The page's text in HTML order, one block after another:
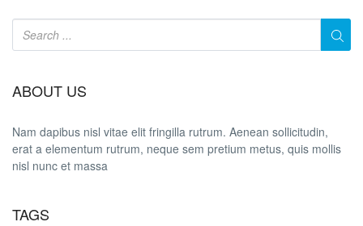
ABOUT US
Nam dapibus nisl vitae elit fringilla rutrum. Aenean sollicitudin,
erat a elementum rutrum, neque sem pretium metus, quis mollis
nisl nunc et massa
TAGS